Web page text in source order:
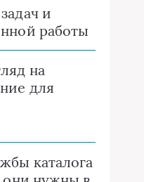
и
работы
на
для
каталога